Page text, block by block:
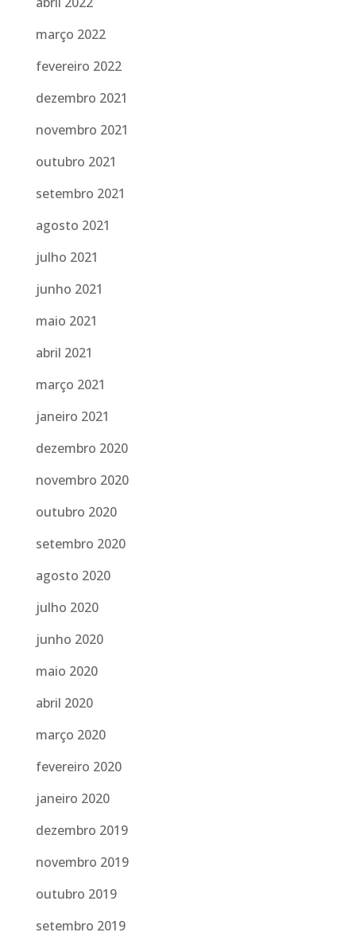
março 2022
fevereiro 2022
dezembro 2021
novembro 2021
outubro 2021
setembro 2021
agosto 2021
julho 2021
junho 2021
maio 2021
abril 2021
março 2021
janeiro 2021
dezembro 2020
novembro 2020
outubro 2020
setembro 2020
agosto 2020
julho 2020
junho 2020
maio 2020
abril 2020
março 2020
fevereiro 2020
janeiro 2020
dezembro 2019
novembro 2019
outubro 2019
setembro 2019